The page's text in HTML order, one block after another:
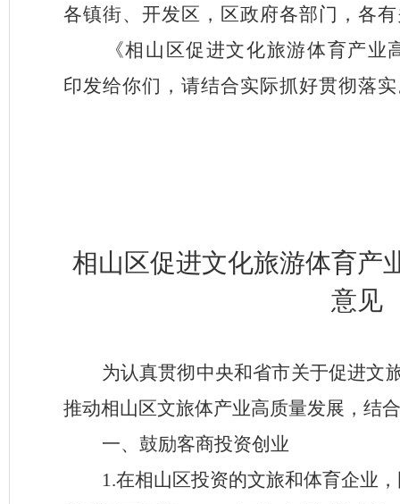
各镇街、开发区，区政府各部门，各
《相山区促进文化旅游体育产业
印发给你们，请结合实际抓好贯彻落
相山区促进文化旅游体育产
意见
为认真贯彻中央和省市关于促进文
推动相山 区文旅体产业高质量发展，结
一、鼓励客商投资创业
1.在相山区投资的文旅和体育企业